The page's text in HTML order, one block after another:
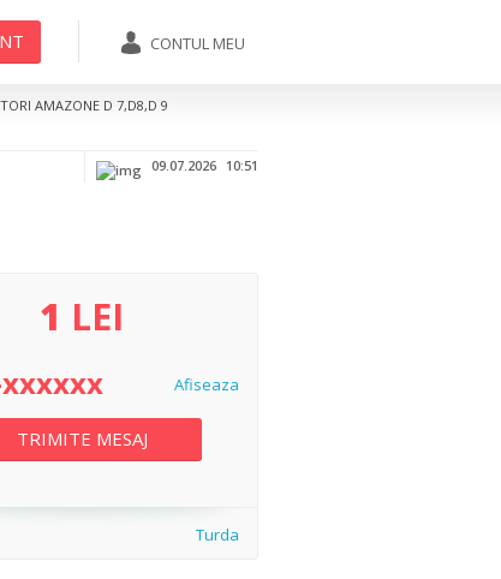
CONTUL MEU
xxxxxx Afiseaza
AMAZONE D 7,D8,D 9
09.07.2026 10:51
1 LEI
Afiseaza
TRIMITE MESAJ
Turda